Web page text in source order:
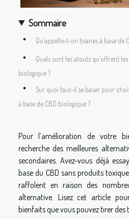
Sommaire
Qu’appelle-t-on tisanes à base de
Quels sont les atouts qu’offrent
biologique ?
Sur quoi faut-il se baser pour
à base de CBD biologique ?
Pour l’amélioration de votre
recherche des meilleures
secondaires. Avez-vous déjà
base du CBD sans produits
raffolent en raison des
alternative. Lisez cet article
bienfaits que vous pouvez tirer des